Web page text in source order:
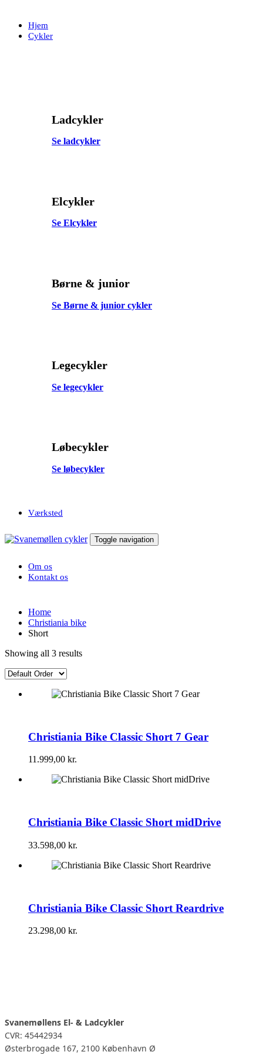
primary
navigation
Hjem
Cykler
Ladcykler
Se ladcykler
Elcykler
Se Elcykler
Børne & junior
Se Børne & junior cykler
Legecykler
Se legecykler
Løbecykler
Se løbecykler
Værksted
Toggle navigation
Om os
Kontakt os
Home
Christiania bike
Short
Showing all 3 results
Christiania Bike Classic Short 7 Gear
11.999,00 kr.
Christiania Bike Classic Short midDrive
33.598,00 kr.
Christiania Bike Classic Short Reardrive
23.298,00 kr.
Svanemøllens El- & Ladcykler
CVR: 45442934
Østerbrogade 167, 2100 København Ø